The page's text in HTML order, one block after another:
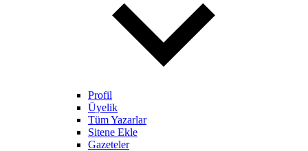
Profil
Üyelik
Tüm Yazarlar
Sitene Ekle
Gazeteler